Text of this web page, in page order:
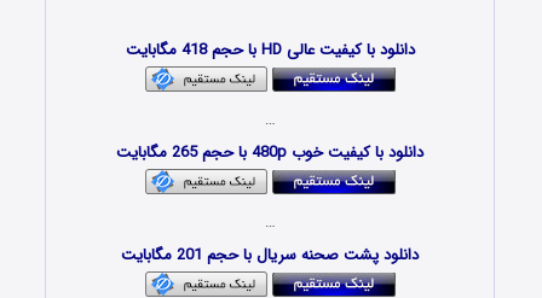
دانلود با کیفیت عالی HD با حجم 418 مگابایت
…
دانلود با کیفیت خوب 480p با حجم 265 مگابایت
…
دانلود پشت صحنه سریال با حجم 201 مگابایت